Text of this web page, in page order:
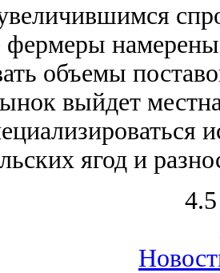
намерены
объемы
выйдет
ягод и